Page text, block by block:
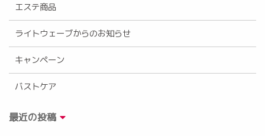
エステ商品
ライトウェーブからのお知らせ
キャンペーン
バストケア
最近の投稿